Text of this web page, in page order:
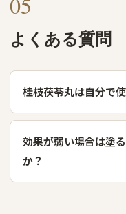
よくある質問
桂枝茯苓丸は自分で
効果が弱い場合は塗
か？